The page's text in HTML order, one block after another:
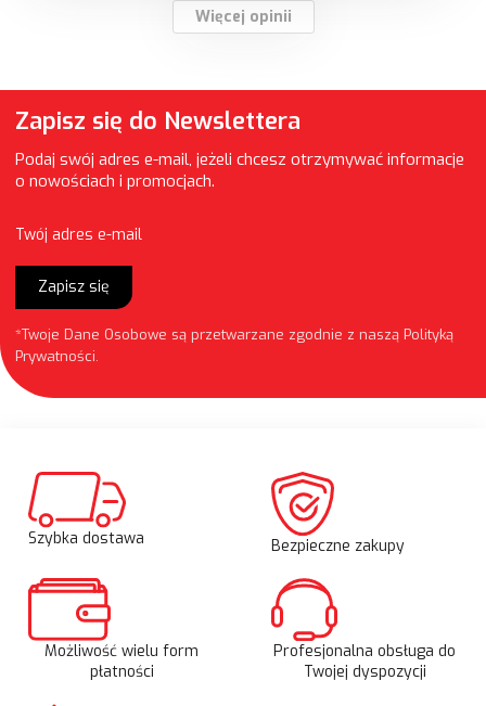
Więcej opinii
Zapisz się do Newslettera
Podaj swój adres e-mail, jeżeli chcesz otrzymywać informacje
o nowościach i promocjach.
Twój adres e-mail
Zapisz się
*Twoje Dane Osobowe są przetwarzane zgodnie z naszą Polityką
Prywatności.
Szybka dostawa Bezpieczne zakupy
Możliwość wielu form
płatności
Profesjonalna obsługa do
Twojej dyspozycji